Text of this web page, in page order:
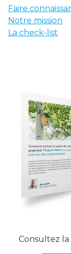
Faire
Notre mission
La check-list
Consultez